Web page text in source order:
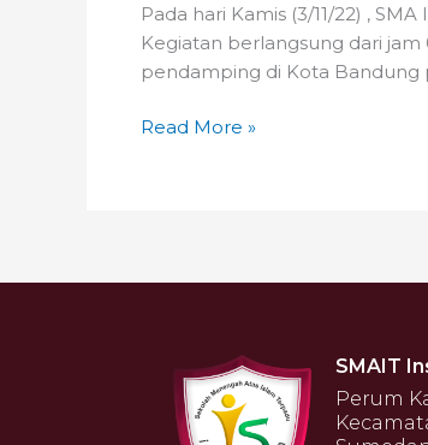
Pada hari Kamis (3/11/22) ,
Kegiatan berlangsung dari
pendamping di Kota Bandung
Read More »
SMAIT
Perum